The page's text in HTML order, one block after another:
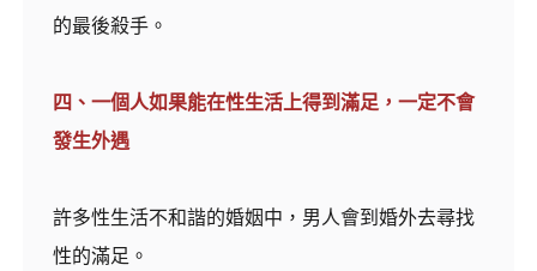
的最後殺手。
四、一個人如果能在性生活上得到滿足，一定不會
發生外遇
許多性生活不和諧的婚姻中，男人會到婚外去尋找
性的滿足。